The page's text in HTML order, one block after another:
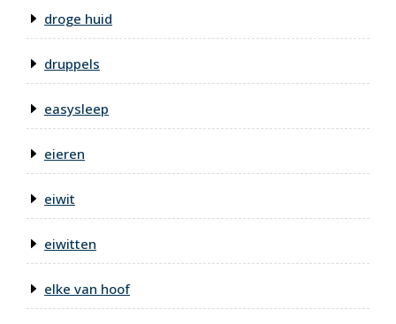
droge huid
druppels
easysleep
eieren
eiwit
eiwitten
elke van hoof